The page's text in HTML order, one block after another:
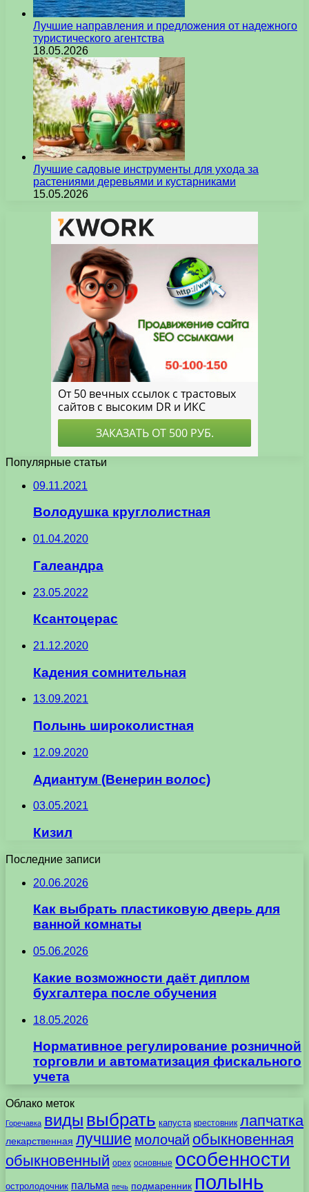
Лучшие направления и предложения от надежного
туристического агентства
18.05.2026
Лучшие садовые инструменты для ухода за
растениями деревьями и кустарниками
15.05.2026
Популярные статьи
09.11.2021
Володушка круглолистная
01.04.2020
Галеандра
23.05.2022
Ксантоцерас
21.12.2020
Кадения сомнительная
13.09.2021
Полынь широколистная
12.09.2020
Адиантум (Венерин волос)
03.05.2021
Кизил
Последние записи
20.06.2026
Как выбрать пластиковую дверь для
ванной комнаты
05.06.2026
Какие возможности даёт диплом
бухгалтера после обучения
18.05.2026
Нормативное регулирование розничной
торговли и автоматизация фискального
учета
Облако меток
Горечавка виды выбрать капуста крестовник лапчатка
лекарственная лучшие молочай обыкновенная
обыкновенный орех основные особенности
остролодочник пальма печь подмаренник полынь